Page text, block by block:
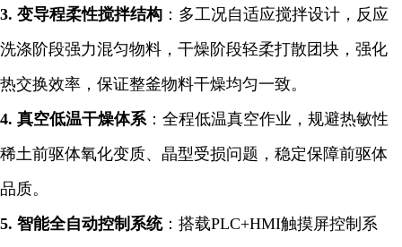
3. 变导程柔性搅拌结构 ：多工况自适应搅拌设计，反应
洗涤阶段强力混匀物料，干燥阶段轻柔打散团块，强化
热交换效率，保证整釜物料干燥均匀一致。
4. 真空低温干燥体系：全程低温真空作业，规避热敏性
稀土前驱体氧化变质、晶型受损问题，稳定保障前驱体
品质。
5. 智能全自动控制系统：搭载PLC+HMI触摸屏控制系